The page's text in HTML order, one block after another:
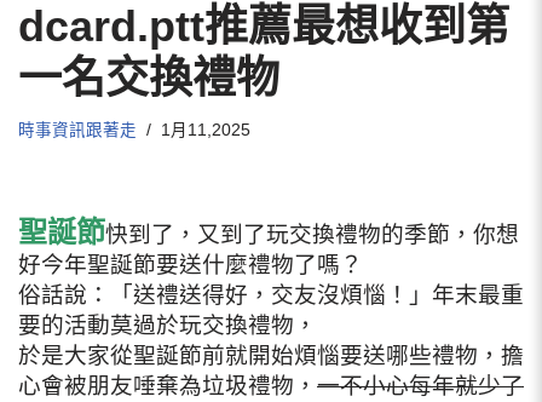
dcard.ptt推薦最想收到第
一名交換禮物
時事資訊跟著走 1月11,2025
聖誕節快到了，又到了玩交換禮物的季節，你想
好今年聖誕節要送什麼禮物了嗎？
俗話說：「送禮送得好，交友沒煩惱！」年末最重
要的活動莫過於玩交換禮物，
於是大家從聖誕節前就開始煩惱要送哪些禮物，擔
心會被朋友唾棄為垃圾禮物， 一不小心每年就少了